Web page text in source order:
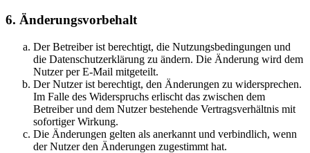
6. Änderungsvorbehalt
Der Betreiber ist berechtigt, die Nutzungsbedingungen und
die Datenschutzerklärung zu ändern. Die Änderung wird dem
Nutzer per E-Mail mitgeteilt.
Der Nutzer ist berechtigt, den Änderungen zu widersprechen.
Im Falle des Widerspruchs erlischt das zwischen dem
Betreiber und dem Nutzer bestehende Vertragsverhältnis mit
sofortiger Wirkung.
Die Änderungen gelten als anerkannt und verbindlich, wenn
der Nutzer den Änderungen zugestimmt hat.